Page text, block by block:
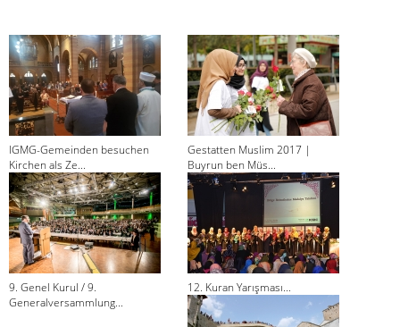
IGMG-Gemeinden besuchen
Kirchen als Ze...
Gestatten Muslim 2017 |
Buyrun ben Müs...
9. Genel Kurul / 9.
Generalversammlung...
12. Kuran Yarışması...